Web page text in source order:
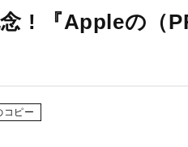
! 『Appleの（
コピー